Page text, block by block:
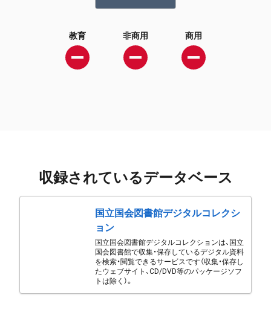
教育 非商用 商用
収録されているデータベース
国立国会図書館デジタルコレクシ
ョン
国立国会図書館デジタルコレクションは、国立
国会図書館で収集・保存しているデジタル資料
を検索・閲覧できるサービスです（収集・保存し
たウェブサイト、CD/DVD等のパッケージソフ
トは除く）。